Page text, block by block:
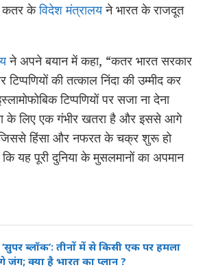
कतर केविदेश मंत्रालयने भारत के राजदूत
ने अपने बयान में कहा, “कतर भारत सरकार
की तत्काल निंदा की उम्मीद कर
टिप्पणियों पर सजा ना देना
के लिए एक गंभीर खतरा है और इससे आगे
जिससे हिंसा और नफरत के चक्र शुरू हो
यह पूरी दुनिया के मुसलमानों का अपमान
ब्लॉक’: तीनों में से किसी एक पर हमला
जंग; क्या है भारत का प्लान ?